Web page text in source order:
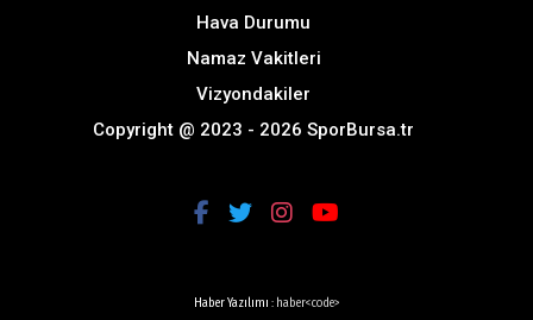
Hava Durumu
Namaz Vakitleri
Vizyondakiler
Copyright @ 2023 - 2026 SporBursa.tr
Haber Yazılımı : haber<code>